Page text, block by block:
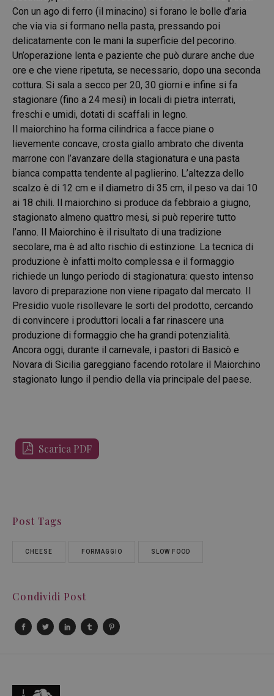
Con un ago di ferro (il minacino) si forano le bolle d’aria
che via via si formano nella pasta, pressando poi
delicatamente con le mani la superficie del pecorino.
Un’operazione lenta e paziente che può durare anche due
ore e che viene ripetuta, se necessario, dopo una seconda
cottura. Si sala a secco per 20, 30 giorni e infine si fa
stagionare (fino a 24 mesi) in locali di pietra interrati,
freschi e umidi, dotati di scaffali in legno.
Il maiorchino ha forma cilindrica a facce piane o
lievemente concave, crosta giallo ambrato che diventa
marrone con l’avanzare della stagionatura e una pasta
bianca compatta tendente al paglierino. L’altezza dello
scalzo è di 12 cm e il diametro di 35 cm, il peso va dai 10
ai 18 chili. Il maiorchino si produce da febbraio a giugno,
stagionato almeno quattro mesi, si può reperire tutto
l’anno. Il Maiorchino è il risultato di una tradizione
secolare, ma è ad alto rischio di estinzione. La tecnica di
produzione è infatti molto complessa e il formaggio
richiede un lungo periodo di stagionatura: questo intenso
lavoro di preparazione non viene ripagato dal mercato. Il
Presidio vuole risollevare le sorti del prodotto, cercando
di convincere i produttori locali a far rinascere una
produzione di formaggio che ha grandi potenzialità.
Ancora oggi, durante il carnevale, i pastori di Basicò e
Novara di Sicilia gareggiano facendo rotolare il Maiorchino
stagionato lungo il pendio della via principale del paese.
Scarica PDF
Post Tags
CHEESE FORMAGGIO SLOW FOOD
Condividi Post